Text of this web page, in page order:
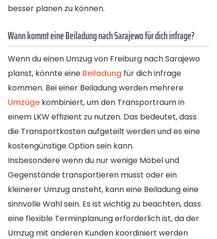
besser planen zu können.
Wann kommt eine Beiladung nach Sarajewo für dich infrage?
Wenn du einen Umzug von Freiburg nach Sarajewo
planst, könnte eine Beiladung für dich infrage
kommen. Bei einer Beiladung werden mehrere
Umzüge kombiniert, um den Transportraum in
einem LKW effizient zu nutzen. Das bedeutet, dass
die Transportkosten aufgeteilt werden und es eine
kostengünstige Option sein kann.
Insbesondere wenn du nur wenige Möbel und
Gegenstände transportieren musst oder ein
kleinerer Umzug ansteht, kann eine Beiladung eine
sinnvolle Wahl sein. Es ist wichtig zu beachten, dass
eine flexible Terminplanung erforderlich ist, da der
Umzug mit anderen Kunden koordiniert werden